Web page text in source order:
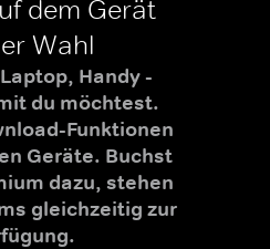
dem Gerät
Wahl
Handy -
du möchtest.
Funktionen
Geräte. Buchst
dazu, stehen
gleichzeitig zur